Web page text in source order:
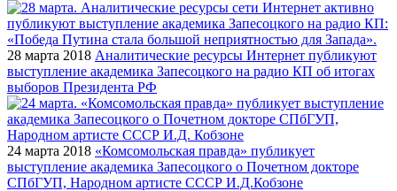
28 марта 2018 Аналитические ресурсы Интернет публикуют
выступление академика Запесоцкого на радио КП об итогах
выборов Президента РФ
24 марта 2018 «Комсомольская правда» публикует
выступление академика Запесоцкого о Почетном докторе
СПбГУП, Народном артисте СССР И.Д.Кобзоне